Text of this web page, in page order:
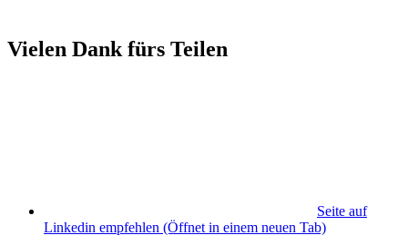
Vielen Dank fürs Teilen
Seite auf
Linkedin empfehlen (Öffnet in einem neuen Tab)